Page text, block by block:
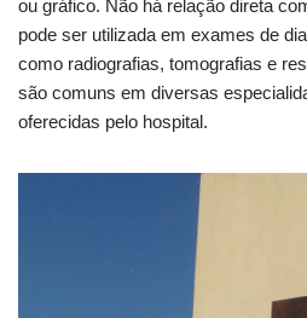
ou gráfico. Não há relação direta
pode ser utilizada em exames de
como radiografias, tomografias e
são comuns em diversas
oferecidas pelo hospital.